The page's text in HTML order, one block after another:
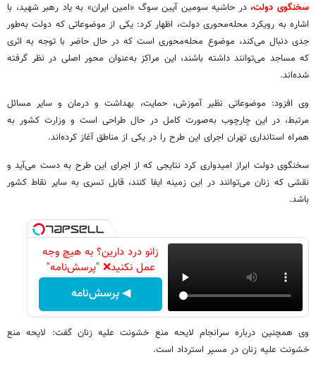
سخنگوی دولت، در حاشیه سومین آیین سوگ «امین ایران» به یاد رهبر شهید، با
اشاره به رویکرد محله‌محوری دولت، اظهار کرد: یکی از موضوعاتی که دولت به‌طور
جدی دنبال می‌کند، موضوع محله‌محوری است که در حال حاضر با توجه به اثری
که مساجد می‌توانند داشته باشند، این مراکز به‌عنوان محور اصلی در نظر گرفته
شده‌اند.
وی افزود: موضوعاتی نظیر آموزش، حمایت، بهداشت و درمان و سایر مسائل
مرتبط، در این چارچوب به‌صورت کامل در حال طراحی است و وزارت کشور به
همراه استانداری تهران اجرای این طرح را در یکی از مناطق آغاز کرده‌اند.
سخنگوی دولت ابراز امیدواری کرد نتایجی که از اجرای این طرح به دست می‌آید و
نقشی که زنان می‌توانند در این زمینه ایفا کنند، قابل تسری به سایر نقاط کشور
باشد.
زانو درد دارین؟ به هیچ وجه
عمل نکنید❌ "پرسش‌نامه"
◀ پرسش‌نامه
وی همچنین درباره سرانجام لایحه منع خشونت علیه زنان گفت: لایحه منع
خشونت علیه زنان در مسیر استرداد است.